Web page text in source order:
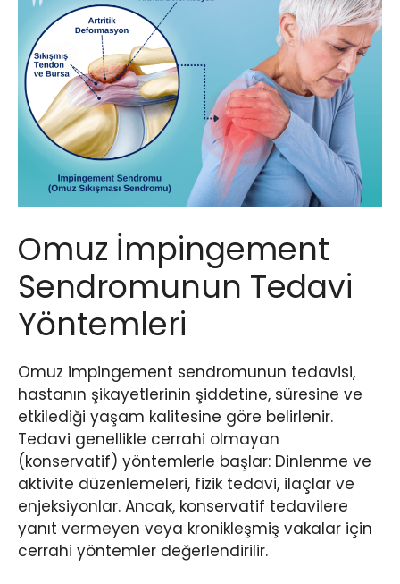
Omuz İmpingement
Sendromunun Tedavi
Yöntemleri
Omuz impingement sendromunun tedavisi,
hastanın şikayetlerinin şiddetine, süresine ve
etkilediği yaşam kalitesine göre belirlenir.
Tedavi genellikle cerrahi olmayan
(konservatif) yöntemlerle başlar: Dinlenme ve
aktivite düzenlemeleri, fizik tedavi, ilaçlar ve
enjeksiyonlar. Ancak, konservatif tedavilere
yanıt vermeyen veya kronikleşmiş vakalar için
cerrahi yöntemler değerlendirilir.